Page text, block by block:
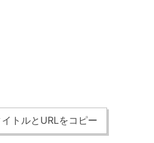
トルとURLをコピー